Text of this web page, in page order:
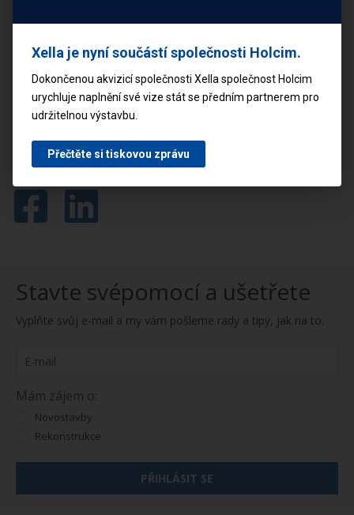
domě jsou opravdu dobré. Radost nám dělá i
zdravé klima –Ytong spolu se sádrovou omítkou
uvnitř objektu.“
Sdílejte tento článek
Stavte svépomocí a ušetřete
Vyplňte svůj e-mail a my vám pošleme rady a tipy, jak na to.
Mám zájem o:
Novostavby
Rekonstrukce
PŘIHLÁSIT SE
Xella je nyní součástí společnosti Holcim.
Dokončenou akvizicí společnosti Xella společnost Holcim
urychluje naplnění své vize stát se předním partnerem pro
udržitelnou výstavbu.
Přečtěte si tiskovou zprávu